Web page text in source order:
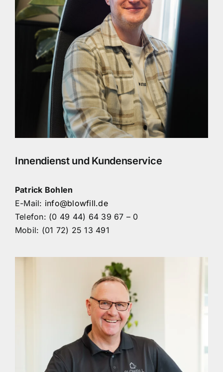
Innendienst und Kundenservice
Patrick Bohlen
E-Mail: info@blowfill.de
Telefon: (0 49 44) 64 39 67 – 0
Mobil: (01 72) 25 13 491